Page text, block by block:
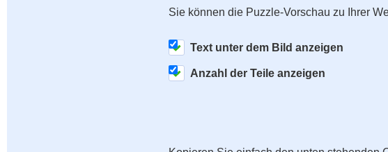
Sie können die Puzzle-Vorschau zu Ihrer
Text unter dem Bild anzeigen
Anzahl der Teile anzeigen